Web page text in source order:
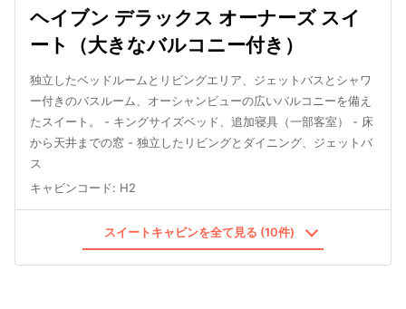
ヘイブン デラックス オーナーズ スイ
ート（大きなバルコニー付き）
独立したベッドルームとリビングエリア、ジェットバスとシャワ
ー付きのバスルーム、オーシャンビューの広いバルコニーを備え
たスイート。 - キングサイズベッド、追加寝具（一部客室） - 床
から天井までの窓 - 独立したリビングとダイニング、ジェットバ
ス
キャビンコード: H2
スイートキャビンを全て見る (10件)